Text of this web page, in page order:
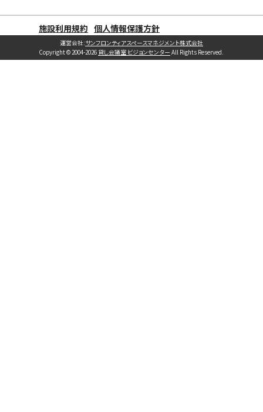
施設利用規約 個人情報保護方針
運営会社:サンフロンティアスペースマネジメント株式会社
Copyright © 2004-2026貸し会議室 ビジョンセンター All Rights Reserved.